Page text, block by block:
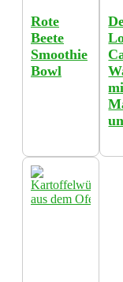
Rote
Beete
Smoothie
Bowl